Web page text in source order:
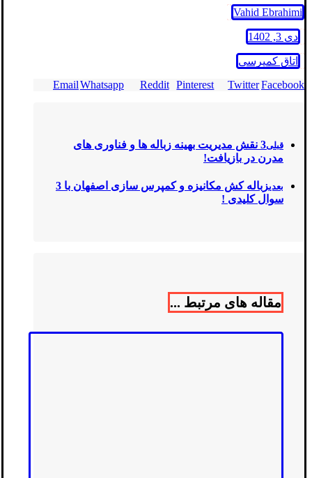
Vahid Ebrahimi
دی 3, 1402
اتاق کمپرسی
Facebook
Twitter
Pinterest
Reddit
Whatsapp
Email
قبلی
3 نقش مدیریت بهینه زباله ها و فناوری‌ های
مدرن در بازیافت!
بعدی
زباله کش مکانیزه و کمپرس سازی اصفهان با 3
سوال کلیدی !
مقاله های مرتبط ...